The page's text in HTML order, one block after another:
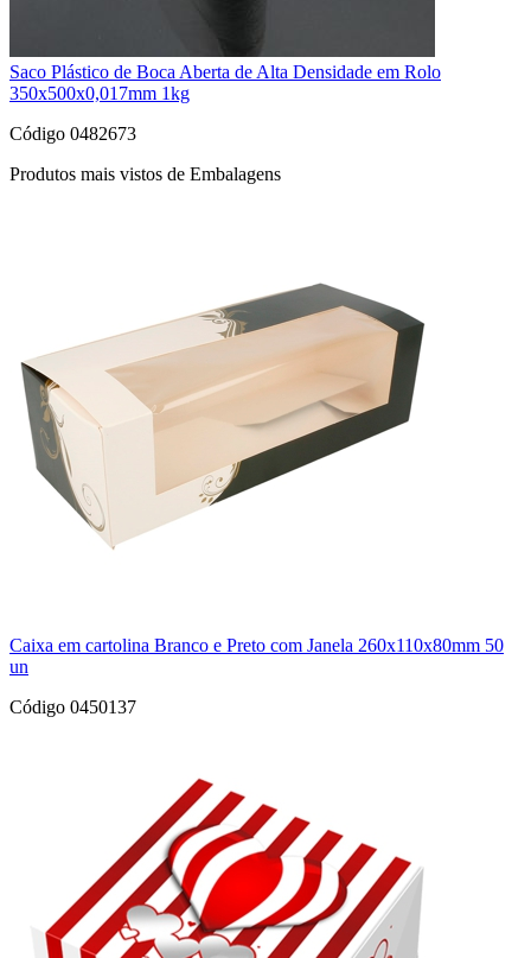
Saco Plástico de Boca Aberta de Alta Densidade em Rolo
350x500x0,017mm 1kg
Código 0482673
Produtos mais vistos de Embalagens
Caixa em cartolina Branco e Preto com Janela 260x110x80mm 50
un
Código 0450137